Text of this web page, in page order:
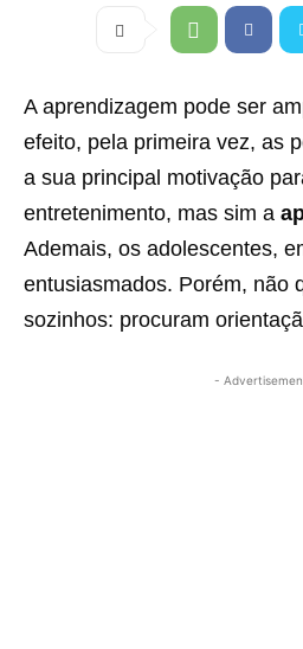
A aprendizagem pode ser
efeito, pela primeira vez, as
a sua principal motivação
entretenimento, mas sim a
Ademais, os adolescentes,
entusiasmados. Porém, não
sozinhos: procuram
-